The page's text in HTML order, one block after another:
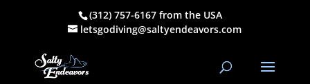
(312) 757-6167 from the USA
letsgodiving@saltyendeavors.com
Tägliches
Tauchprotokoll